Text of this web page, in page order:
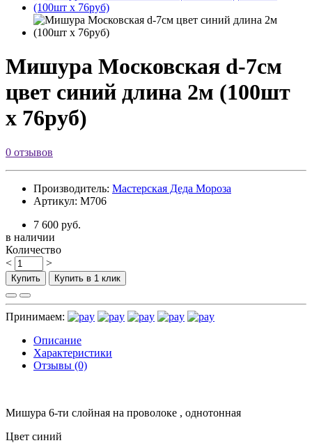
Мишура Московская d-7см
цвет синий длина 2м (100шт
х 76руб)
0 отзывов
Производитель: Мастерская Деда Мороза
Артикул: М706
7 600 руб.
в наличии
Количество
<
>
Купить Купить в 1 клик
Принимаем:
Описание
Характеристики
Отзывы (0)
Мишура 6-ти слойная на проволоке , однотонная
Цвет синий